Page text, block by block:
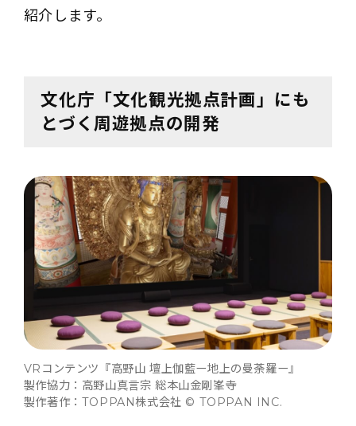
紹介します。
文化庁「文化観光拠点計画」にも
とづく周遊拠点の開発
VRコンテンツ『高野山 壇上伽藍ー地上の曼荼羅ー』
製作協力：高野山真言宗 総本山金剛峯寺
製作著作：TOPPAN株式会社 © TOPPAN INC.